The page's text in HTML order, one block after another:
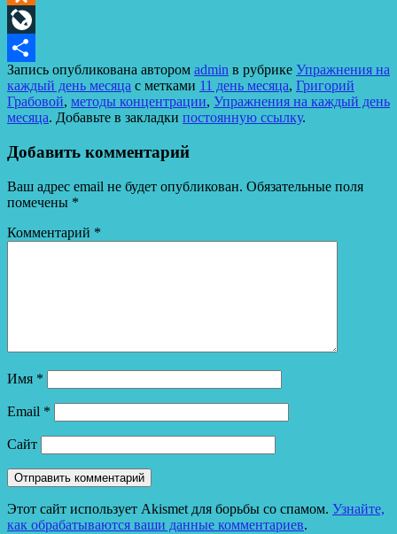
Odnoklassniki
LiveJournal
Отправить
Запись опубликована автором admin в рубрике Упражнения на
каждый день месяца с метками 11 день месяца, Григорий
Грабовой, методы концентрации, Упражнения на каждый день
месяца. Добавьте в закладки постоянную ссылку.
Добавить комментарий
Ваш адрес email не будет опубликован. Обязательные поля
помечены *
Комментарий *
Имя *
Email *
Сайт
Этот сайт использует Akismet для борьбы со спамом. Узнайте,
как обрабатываются ваши данные комментариев.